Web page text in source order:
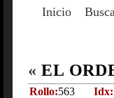
Inicio
« EL
Rollo:563 Idx: